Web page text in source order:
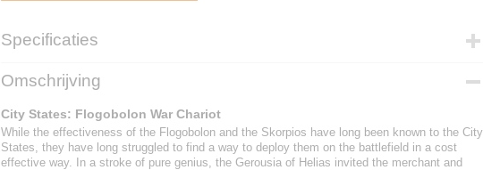
Specificaties
EAN code
Omschrijving
City States: Flogobolon War Chariot
While the effectiveness of the Flogobolon and the Skorpios have long been known to the City
States, they have long struggled to find a way to deploy them on the battlefield in a cost
effective way. In a stroke of pure genius, the Gerousia of Helias invited the merchant and